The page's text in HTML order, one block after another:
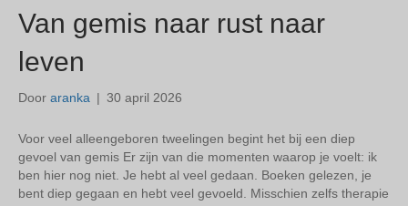
Van gemis naar rust naar
leven
Door aranka | 30 april 2026
Voor veel alleengeboren tweelingen begint het bij een diep
gevoel van gemis Er zijn van die momenten waarop je voelt: ik
ben hier nog niet. Je hebt al veel gedaan. Boeken gelezen, je
bent diep gegaan en hebt veel gevoeld. Misschien zelfs therapie